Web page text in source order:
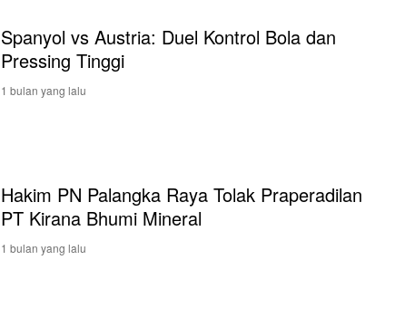
Spanyol vs Austria: Duel Kontrol Bola dan
Pressing Tinggi
1 bulan yang lalu
Hakim PN Palangka Raya Tolak Praperadilan
PT Kirana Bhumi Mineral
1 bulan yang lalu